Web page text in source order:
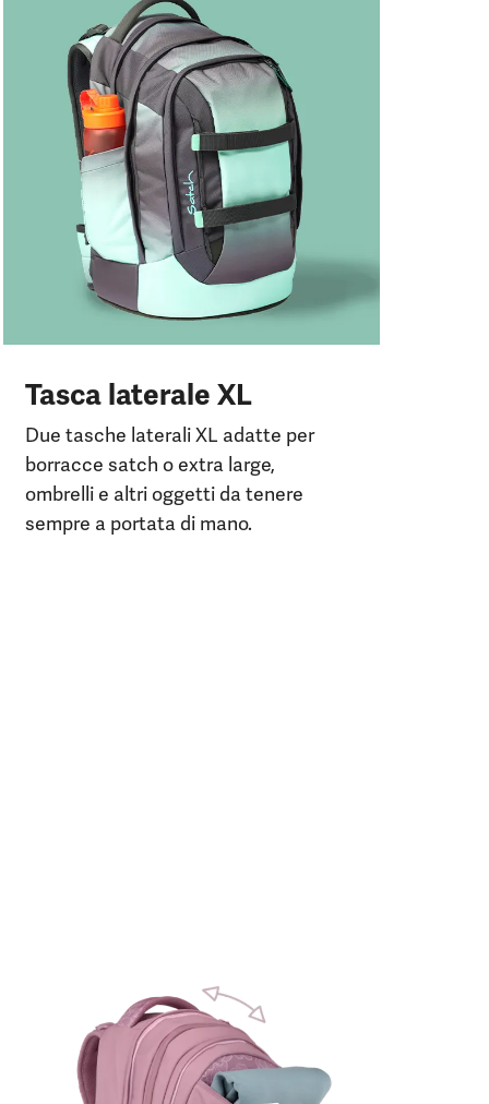
Tasca laterale XL
Due tasche laterali XL adatte per
borracce satch o extra large,
ombrelli e altri oggetti da tenere
sempre a portata di mano.